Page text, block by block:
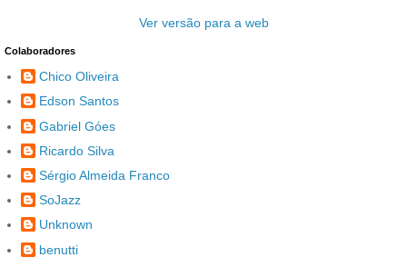
Ver versão para a web
Colaboradores
Chico Oliveira
Edson Santos
Gabriel Góes
Ricardo Silva
Sérgio Almeida Franco
SoJazz
Unknown
benutti